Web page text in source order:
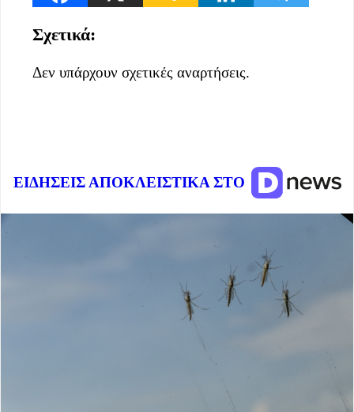
Σχετικά:
Δεν υπάρχουν σχετικές αναρτήσεις.
ΕΙΔΗΣΕΙΣ ΑΠΟΚΛΕΙΣΤΙΚΑ ΣΤΟ